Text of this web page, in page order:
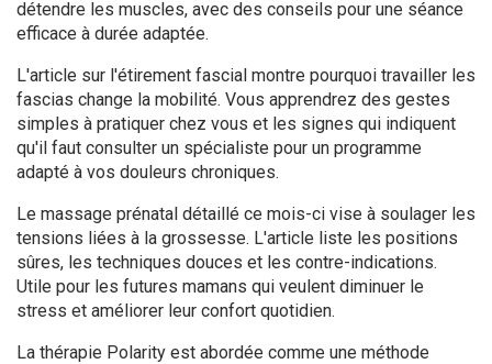
détendre les muscles, avec des conseils pour une séance
efficace à durée adaptée.
L'article sur l'étirement fascial montre pourquoi travailler les
fascias change la mobilité. Vous apprendrez des gestes
simples à pratiquer chez vous et les signes qui indiquent
qu'il faut consulter un spécialiste pour un programme
adapté à vos douleurs chroniques.
Le massage prénatal détaillé ce mois-ci vise à soulager les
tensions liées à la grossesse. L'article liste les positions
sûres, les techniques douces et les contre-indications.
Utile pour les futures mamans qui veulent diminuer le
stress et améliorer leur confort quotidien.
La thérapie Polarity est abordée comme une méthode